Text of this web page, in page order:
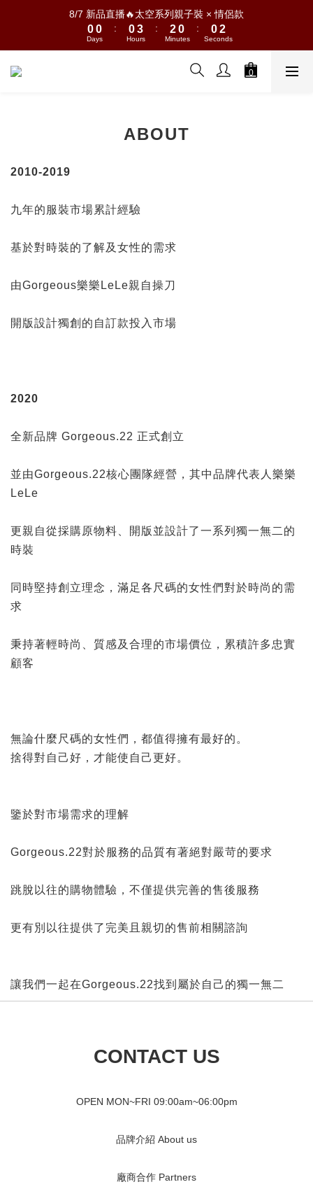
8/7 新品直播🔥太空系列親子裝 × 情侶款
1
0
1
0
Days
:
1
0
4
3
2
Hours
:
3
2
1
1
0
Minutes
:
1
0
3
2
1
Seconds
ABOUT
2010-2019
九年的服裝市場累計經驗
基於對時裝的了解及女性的需求
由Gorgeous樂樂LeLe親自操刀
開版設計獨創的自訂款投入市場
2020
全新品牌 Gorgeous.22 正式創立
並由Gorgeous.22核心團隊經營，其中品牌代表人樂樂
LeLe
更親自從採購原物料、開版並設計了一系列獨一無二的
時裝
同時堅持創立理念，滿足各尺碼的女性們對於時尚的需
求
秉持著輕時尚、質感及合理的市場價位，累積許多忠實
顧客
無論什麼尺碼的女性們，都值得擁有最好的。
捨得對自己好，才能使自己更好。
鑒於對市場需求的理解
Gorgeous.22對於服務的品質有著絕對嚴苛的要求
跳脫以往的購物體驗，不僅提供完善的售後服務
更有別以往提供了完美且親切的售前相關諮詢
讓我們一起在Gorgeous.22找到屬於自己的獨一無二
CONTACT US
OPEN MON~FRI 09:00am~06:00pm
品牌介紹 About us
廠商合作 Partners